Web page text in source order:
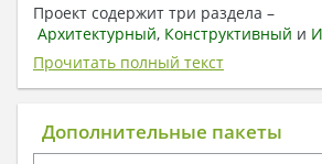
Проект содержит три раздела –
Архитектурный, Конструктивный и
отопление, вентиляция, канализация,
электроснабжение (приобретается
плату) + Пояснительная записка.
1. Архитектурный раздел:
Прочитать полный текст
Дополнительные пакеты